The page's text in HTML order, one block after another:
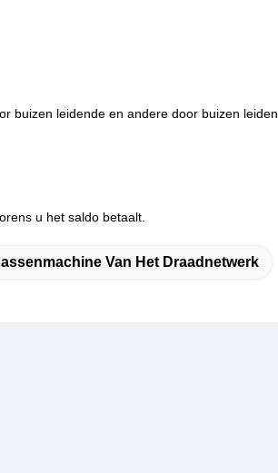
buizen leidende en andere door buizen leiden.
u het saldo betaalt.
Van Het Draadnetwerk